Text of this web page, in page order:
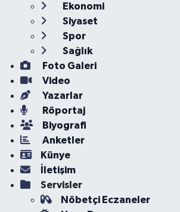
Ekonomi
Siyaset
Spor
Sağlık
Foto Galeri
Video
Yazarlar
Röportaj
Biyografi
Anketler
Künye
İletişim
Servisler
Nöbetçi Eczaneler